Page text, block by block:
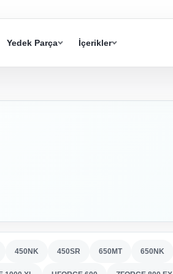
Yedek Parça İçerikler
450NK 450SR 650MT 650NK